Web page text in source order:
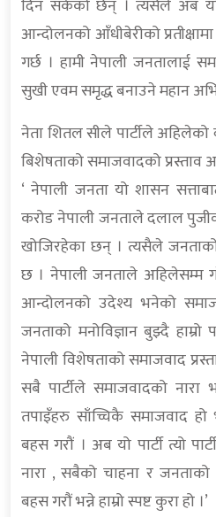
दिन सकेको छैन् । त्यसैले अब
आन्दोलनको आँधीबेरीको
गर्छ । हामी नेपाली जनतालाई
सुखी एवम समृद्ध बनाउने महान
नेता शितल सीले पार्टीले अहिलेको
बिशेषताको समाजवादको प्रस्ताव
‘ नेपाली जनता यो शासन
करोड नेपाली जनताले दलाल
खोजिरहेका छन् । त्यसैले
छ । नेपाली जनताले अहिलेसम्म
आन्दोलनको उदेश्य भनेको
जनताको मनोविज्ञान बुझ्दै हाम्रो
नेपाली विशेषताको समाजवाद
सबै पार्टीले समाजवादको
तपाइँहरु साँच्चिकै समाजवाद
बहस गरौं । अब यो पार्टी त्यो
नारा , सबैको चाहना र
बहस गरौं भन्ने हाम्रो स्पष्ट कुरा हो ।’